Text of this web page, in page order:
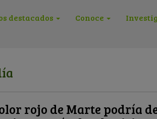
destacados Conoce
rojo de Marte podría